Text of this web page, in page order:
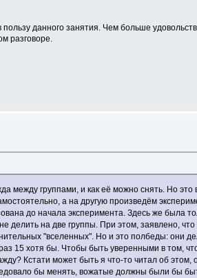
данного занятия. Чем больше
разговоре.
между группами, и как её можно снять. Но это
а на другую произведём
до начала эксперимента. Здесь же была
на две группы. При этом, заявлено, что
"вселенных". Но и это полбеды: они
15 хотя бы. Чтобы быть уверенными в том,
Кстати может быть я что-то читал об
бы менять, вожатые должны были бы